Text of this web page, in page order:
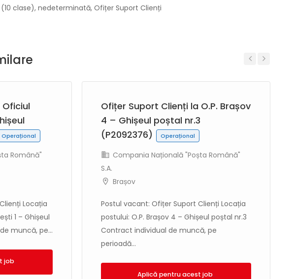
clase), nedeterminată, Ofițer Suport Clienți
Operațional
Română"
Locația
1 – Ghișeul
muncă, pe...
Ofițer Suport Clienți la O.P. Brașov
4 – Ghișeul poștal nr.3
(P2092376)
Operațional
Compania Națională "Poșta Română"
S.A.
Brașov
Postul vacant: Ofițer Suport Clienți Locația
postului: O.P. Brașov 4 – Ghișeul poștal nr.3
Contract individual de muncă, pe
perioadă...